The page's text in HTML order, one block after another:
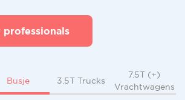
Busje 3.5T Trucks
7.5T (+)
Vrachtwagens